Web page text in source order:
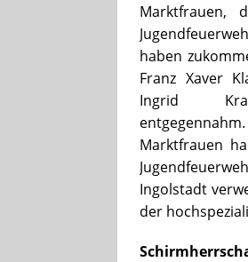
Marktfrauen,
haben
Franz Xaver
Ingrid
Marktfrauen
Ingolstadt
der